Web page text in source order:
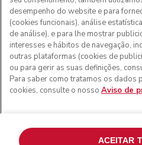
Aos clientes nos Açores,
portugueses: Por favor,
ao Cliente para efetuar a
podermos fornecer os custos
taxa de
nos EUA e
desempenho do website e para
(cookies funcionais), análise
de análise), e para lhe mostrar
interesses e hábitos de navegação,
outras plataformas (cookies de
ou para gerir as suas definições,
Para saber como tratamos os dados
cookies, consulte o nosso Aviso de
ACEITAR